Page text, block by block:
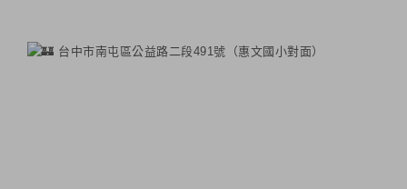
台中市南屯區公益路二段491號（惠文國小對面）